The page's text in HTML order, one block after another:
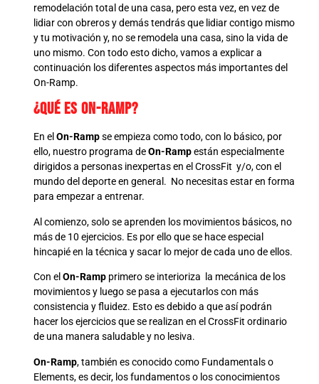
remodelación total de una casa, pero esta vez, en vez de
lidiar con obreros y demás tendrás que lidiar contigo mismo
y tu motivación y, no se remodela una casa, sino la vida de
uno mismo. Con todo esto dicho, vamos a explicar a
continuación los diferentes aspectos más importantes del
On-Ramp.
¿Qué es On-Ramp?
En elOn-Rampse empieza como todo, con lo básico, por
ello, nuestro programa deOn-Rampestán especialmente
dirigidos a personas inexpertas en el CrossFit y/o, con el
mundo del deporte en general. No necesitas estar en forma
para empezar a entrenar.
Al comienzo, solo se aprenden los movimientos básicos, no
más de 10 ejercicios. Es por ello que se hace especial
hincapié en la técnica y sacar lo mejor de cada uno de ellos.
Con elOn-Ramp primero se interioriza la mecánica de los
movimientos y luego se pasa a ejecutarlos con más
consistencia y fluidez. Esto es debido a que así podrán
hacer los ejercicios que se realizan en el CrossFit ordinario
de una manera saludable y no lesiva.
On-Ramp, también es conocido como Fundamentals o
Elements, es decir, los fundamentos o los conocimientos